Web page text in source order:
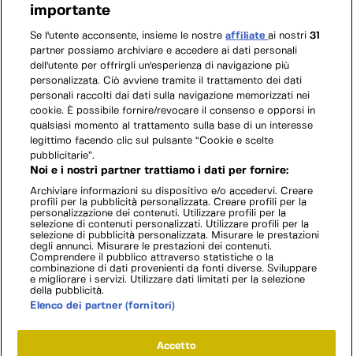
importante
Se l'utente acconsente, insieme le nostreaffiliateai nostri31
partner possiamo archiviare e accedere ai dati personali
dell'utente per offrirgli un'esperienza di navigazione più
personalizzata. Ciò avviene tramite il trattamento dei dati
personali raccolti dai dati sulla navigazione memorizzati nei
cookie. È possibile fornire/revocare il consenso e opporsi in
qualsiasi momento al trattamento sulla base di un interesse
legittimo facendo clic sul pulsante “Cookie e scelte
pubblicitarie”.
Noi e i nostri partner trattiamo i dati per fornire:
Archiviare informazioni su dispositivo e/o accedervi. Creare
profili per la pubblicità personalizzata. Creare profili per la
personalizzazione dei contenuti. Utilizzare profili per la
selezione di contenuti personalizzati. Utilizzare profili per la
selezione di pubblicità personalizzata. Misurare le prestazioni
degli annunci. Misurare le prestazioni dei contenuti.
Comprendere il pubblico attraverso statistiche o la
combinazione di dati provenienti da fonti diverse. Sviluppare
e migliorare i servizi. Utilizzare dati limitati per la selezione
della pubblicità.
Elenco dei partner (fornitori)
Accetto